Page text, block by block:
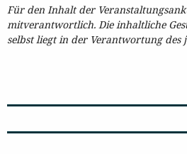
Für den Inhalt der
mitverantwortlich. Die inhaltliche
selbst liegt in der Verantwortung des